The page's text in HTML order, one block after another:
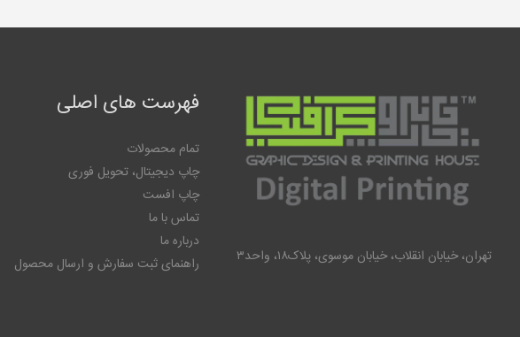
تهران، خیابان انقلاب، خیابان موسوی، پلاک۱۸، واحد۳
فهرست های اصلی
تمام محصولات
چاپ دیجیتال، تحویل فوری
چاپ افست
تماس با ما
درباره ما
راهنمای ثبت سفارش و ارسال محصول